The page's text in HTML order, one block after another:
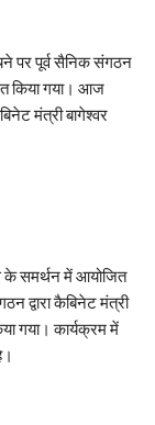
पर पूर्व सैनिक संगठन
किया गया। आज
मंत्री बागेश्वर
के समर्थन में आयोजित
द्वारा कैबिनेट मंत्री
गया। कार्यक्रम में